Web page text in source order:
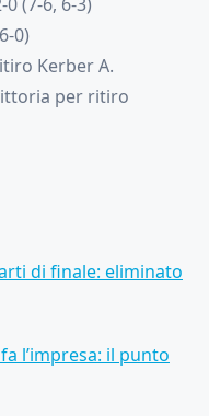
0)
Kerber A.
per ritiro
di finale: eliminato
l’impresa: il punto